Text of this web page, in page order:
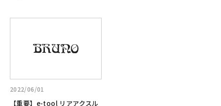
e-
hop
！
2022/06/01
【重要】e-tool リアアクスル
【重
要】
e-